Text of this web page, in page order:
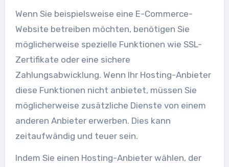
Wenn Sie beispielsweise eine E-Commerce-
Website betreiben möchten, benötigen Sie
möglicherweise spezielle Funktionen wie SSL-
Zertifikate oder eine sichere
Zahlungsabwicklung. Wenn Ihr Hosting-Anbieter
diese Funktionen nicht anbietet, müssen Sie
möglicherweise zusätzliche Dienste von einem
anderen Anbieter erwerben. Dies kann
zeitaufwändig und teuer sein.
Indem Sie einen Hosting-Anbieter wählen, der